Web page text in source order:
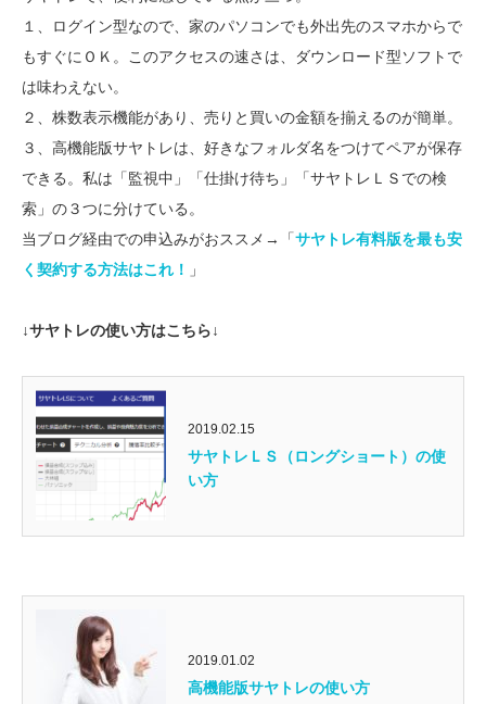
１、ログイン型なので、家のパソコンでも外出先のスマホからで
もすぐにＯＫ。このアクセスの速さは、ダウンロード型ソフトで
は味わえない。
２、株数表示機能があり、売りと買いの金額を揃えるのが簡単。
３、高機能版サヤトレは、好きなフォルダ名をつけてペアが保存
できる。私は「監視中」「仕掛け待ち」「サヤトレＬＳでの検
索」の３つに分けている。
当ブログ経由での申込みがおススメ→「サヤトレ有料版を最も安
く契約する方法はこれ！
」
↓サヤトレの使い方はこちら↓
2019.02.15
サヤトレＬＳ（ロングショート）の使
い方
2019.01.02
高機能版サヤトレの使い方